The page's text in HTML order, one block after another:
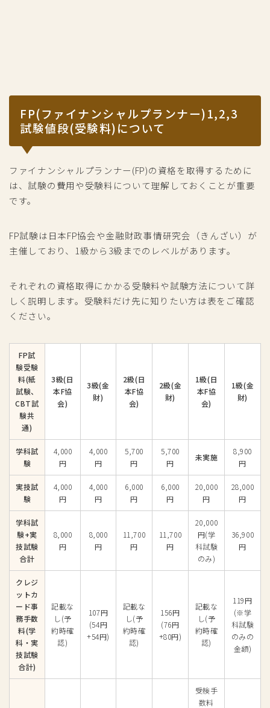
FP(ファイナンシャルプランナー)1,2,3
試験値段(受験料)について
ファイナンシャルプランナー(FP)の資格を取得するために
は、試験の費用や受験料について理解しておくことが重要
です。
FP試験は日本FP協会や金融財政事情研究会（きんざい）が
主催しており、1級から3級までのレベルがあります。
それぞれの資格取得にかかる受験料や試験方法について詳
しく説明します。受験料だけ先に知りたい方は表をご確認
ください。
FP試
験受験
料(紙
試験、
CBT試
験共
通)
3級(日
本F協
会)
3級(金
財)
2級(日
本F協
会)
2級(金
財)
1級(日
本F協
会)
1級(金
財)
学科試
験
4,000
円
4,000
円
5,700
円
5,700
円
未実施
8,900
円
実技試
験
4,000
円
4,000
円
6,000
円
6,000
円
20,000
円
28,000
円
学科試
験+実
技試験
合計
8,000
円
8,000
円
11,700
円
11,700
円
20,000
円(学
科試験
のみ)
36,900
円
クレジ
ットカ
ード事
務手数
料(学
科・実
技試験
合計)
記載な
し(予
約時確
認)
107円
(54円
+54円)
記載な
し(予
約時確
認)
156円
(76円
+80円)
記載な
し(予
約時確
認)
119円
(※学
科試験
のみの
金額)
受検手
数料